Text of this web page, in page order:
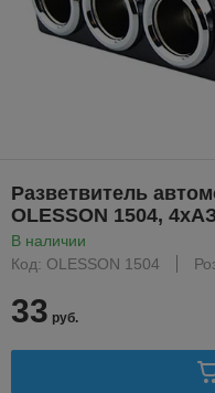
Разветвитель
OLESSON 1504,
В наличии
Код: OLESSON 1504
33 руб.